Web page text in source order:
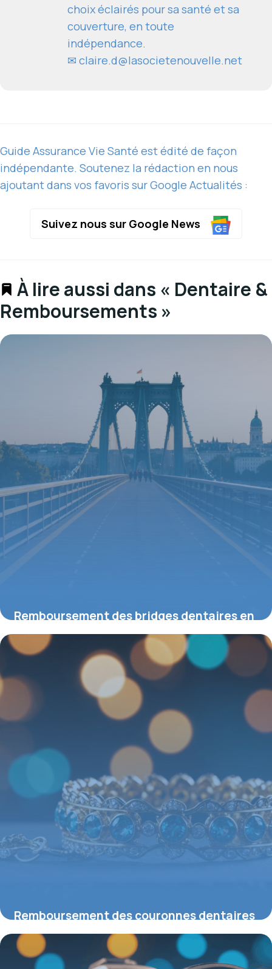
choix éclairés pour sa santé et sa
couverture, en toute
indépendance.
✉ claire.d@lasocietenouvelle.net
Guide Assurance Vie Santé est édité de façon
indépendante. Soutenez la rédaction en nous
ajoutant dans vos favoris sur Google Actualités :
Suivez nous sur Google News
À lire aussi dans « Dentaire &
Remboursements »
Remboursement des bridges dentaires en
2026 : ce que vous devez savoir
14 mai 2026
Remboursement des couronnes dentaires
en 2026 : ce que vous devez savoir
11 mai 2026